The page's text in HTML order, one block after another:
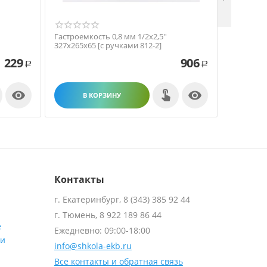
229 Р

Гастроемкость 0,8 мм 1/2х2,5''
327х265х65 [с ручками 812-2]
906 Р
В КОРЗИНУ 
Контакты
г. Екатеринбург, 8 (343) 385 92 44
г. Тюмень, 8 922 189 86 44
Ежедневно: 09:00-18:00
info@shkola-ekb.ru
Все контакты и обратная связь